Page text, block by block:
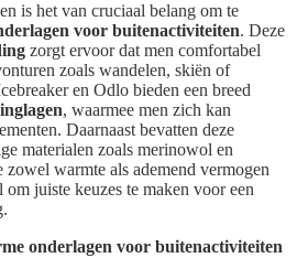
is het van cruciaal belang om te
voor buitenactiviteiten. Deze
zorgt ervoor dat men comfortabel
zoals wandelen, skiën of
en Odlo bieden een breed
, waarmee men zich kan
Daarnaast bevatten deze
materialen zoals merinowol en
zowel warmte als ademend vermogen
om juiste keuzes te maken voor een
onderlagen voor buitenactiviteiten